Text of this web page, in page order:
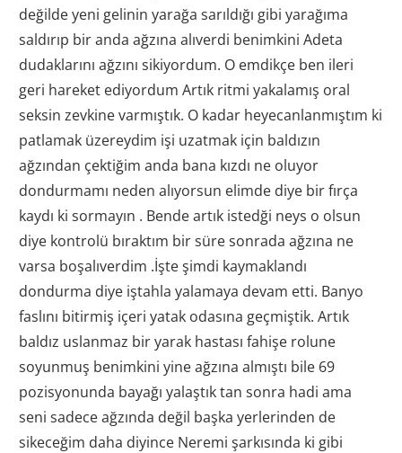
değilde yeni gelinin yarağa sarıldığı gibi yarağıma
saldırıp bir anda ağzına alıverdi benimkini Adeta
dudaklarını ağzını sikiyordum. O emdikçe ben ileri
geri hareket ediyordum Artık ritmi yakalamış oral
seksin zevkine varmıştık. O kadar heyecanlanmıştım ki
patlamak üzereydim işi uzatmak için baldızın
ağzından çektiğim anda bana kızdı ne oluyor
dondurmamı neden alıyorsun elimde diye bir fırça
kaydı ki sormayın . Bende artık istedği neys o olsun
diye kontrolü bıraktım bir süre sonrada ağzına ne
varsa boşalıverdim .İşte şimdi kaymaklandı
dondurma diye iştahla yalamaya devam etti. Banyo
faslını bitirmiş içeri yatak odasına geçmiştik. Artık
baldız uslanmaz bir yarak hastası fahişe rolune
soyunmuş benimkini yine ağzına almıştı bile 69
pozisyonunda bayağı yalaştık tan sonra hadi ama
seni sadece ağzında değil başka yerlerinden de
sikeceğim daha diyince Neremi şarkısında ki gibi